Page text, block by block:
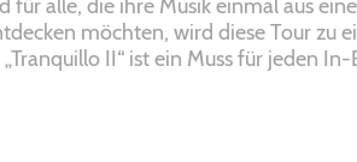
für alle, die ihre Musik einmal aus
möchten, wird diese Tour zu
II“ ist ein Muss für jeden